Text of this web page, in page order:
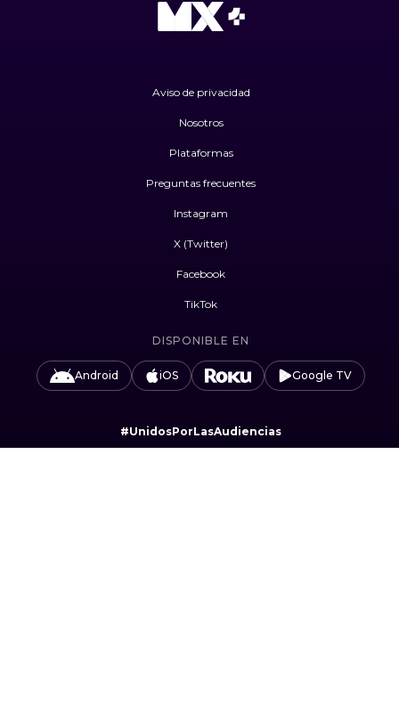
Aviso de privacidad
Nosotros
Plataformas
Preguntas frecuentes
Instagram
X (Twitter)
Facebook
TikTok
DISPONIBLE EN
Android iOS Google TV
#UnidosPorLasAudiencias